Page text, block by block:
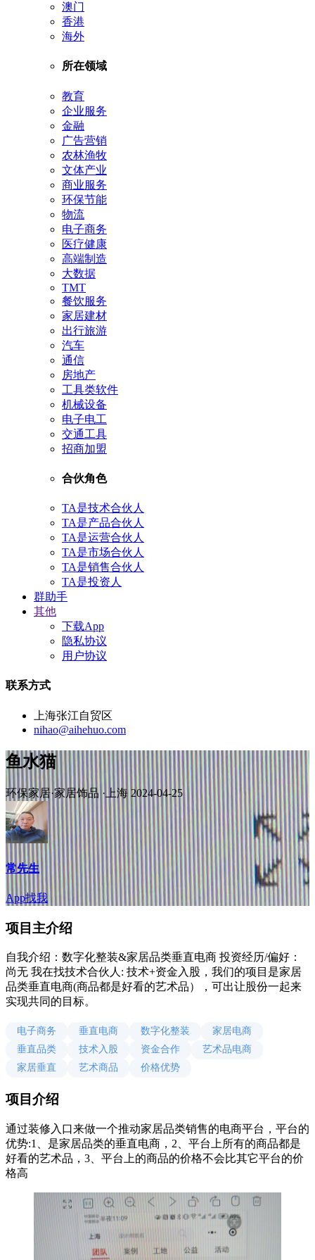
澳门
香港
海外
所在领域
教育
企业服务
金融
广告营销
农林渔牧
文体产业
商业服务
环保节能
物流
电子商务
医疗健康
高端制造
大数据
TMT
餐饮服务
家居建材
出行旅游
汽车
通信
房地产
工具类软件
机械设备
电子电工
交通工具
招商加盟
合伙角色
TA是技术合伙人
TA是产品合伙人
TA是运营合伙人
TA是市场合伙人
TA是销售合伙人
TA是投资人
群助手
其他
下载App
隐私协议
用户协议
联系方式
上海张江自贸区
nihao@aihehuo.com
鱼水猫
环保家居·家居饰品 ·上海 2024-04-25
常先生
App找我
项目主介绍
自我介绍：数字化整装&家居品类垂直电商 投资经历/偏好：
尚无 我在找技术合伙人: 技术+资金入股，我们的项目是家居
品类垂直电商(商品都是好看的艺术品），可出让股份一起来
实现共同的目标。
电子商务 垂直电商 数字化整装
家居电商
垂直品类
技术入股 资金合作
艺术品电商
家居垂直
艺术商品 价格优势
项目介绍
通过装修入口来做一个推动家居品类销售的电商平台，平台的
优势:1、是家居品类的垂直电商，2、平台上所有的商品都是
好看的艺术品，3、平台上的商品的价格不会比其它平台的价
格高